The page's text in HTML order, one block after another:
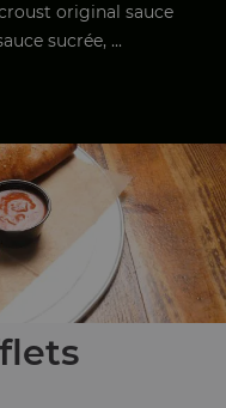
original sauce
sucrée, ...